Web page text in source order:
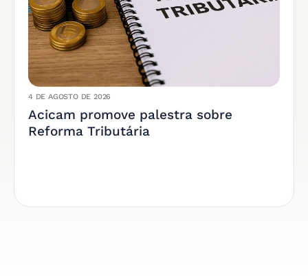
4 DE AGOSTO DE 2026
Acicam promove palestra sobre
Reforma Tributária